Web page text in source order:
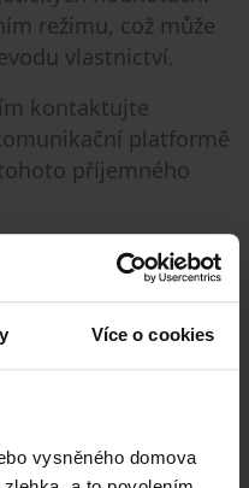
Více o cookies
vysněného domova
režimu, což může
vlastnictví.
kontaktujte
platformě
příjemného
1. floor out of 4